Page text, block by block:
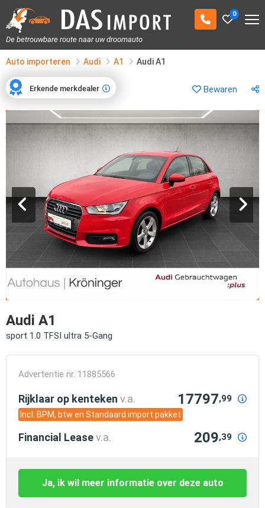
0
De betrouwbare route naar uw droomauto
Auto importeren Audi A1 Audi A1
Bewaren
Erkende merkdealer
Erkende merkdealer
Audi A1
sport 1.0 TFSI ultra 5-Gang
Advertentie nr. 11885566
Rijklaar op kenteken v.a. 17797,99
Incl. BPM, btw en Standaard import pakket
Financial Leasev.a. 209,39
Ja, ik wil meer informatie over deze auto